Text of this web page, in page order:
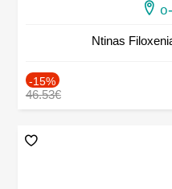
Ntinas
-15%
46.53€